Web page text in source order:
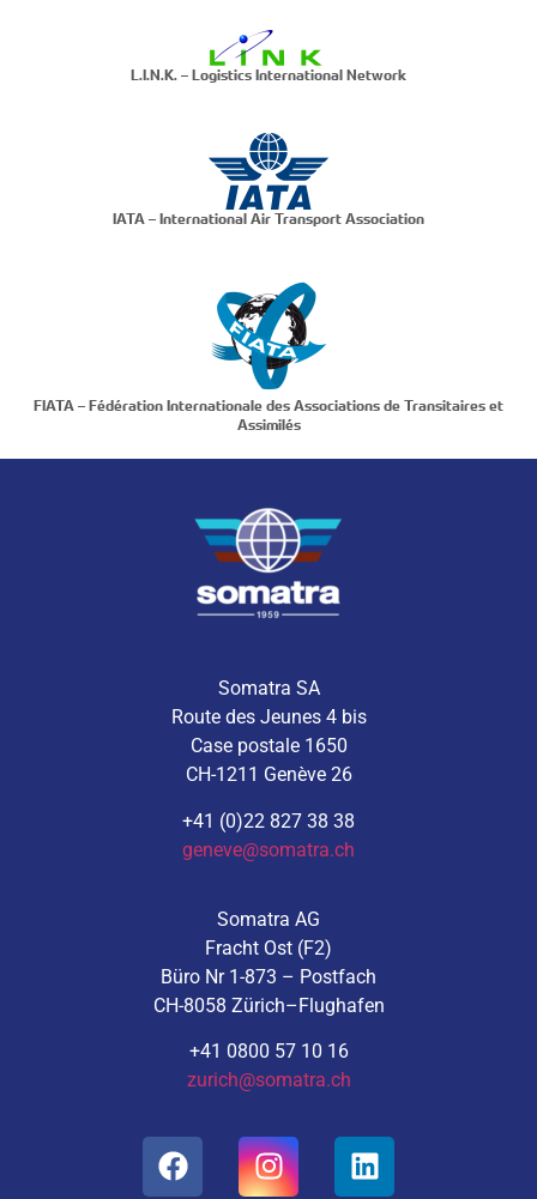
L.I.N.K. – Logistics International Network
IATA – International Air Transport Association
FIATA – Fédération Internationale des Associations de Transitaires et
Assimilés
Somatra SA
Route des Jeunes 4 bis
Case postale 1650
CH-1211 Genève 26
+41 (0)22 827 38 38
geneve@somatra.ch
Somatra AG
Fracht Ost (F2)
Büro Nr 1-873 – Postfach
CH-8058 Zürich–Flughafen
+41 0800 57 10 16
zurich@somatra.ch